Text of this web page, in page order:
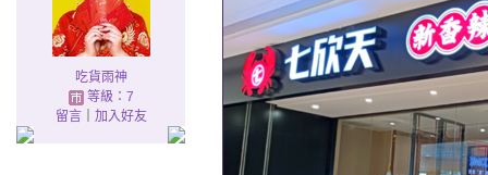
吃貨雨神
等級：7
留言｜ 加入好友